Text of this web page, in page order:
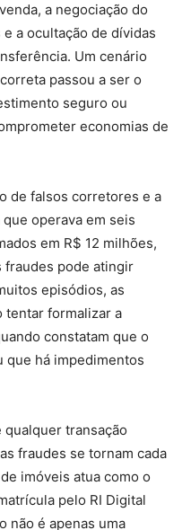
a negociação do
a ocultação de dívidas
Um cenário
passou a ser o
seguro ou
economias de
de falsos corretores e a
operava em seis
em R$ 12 milhões,
fraudes pode atingir
episódios, as
tentar formalizar a
constatam que o
que há impedimentos
qualquer transação
fraudes se tornam cada
imóveis atua como o
pelo RI Digital
não é apenas uma